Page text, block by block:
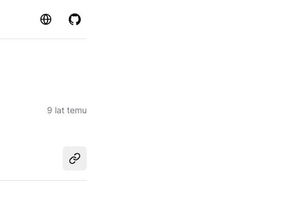
Strona GitHub
9 lat temu
Udostępnij